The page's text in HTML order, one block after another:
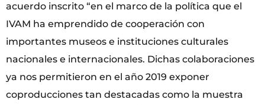
acuerdo inscrito “en el marco de la política que el
IVAM ha emprendido de cooperación con
importantes museos e instituciones culturales
nacionales e internacionales. Dichas colaboraciones
ya nos permitieron en el año 2019 exponer
coproducciones tan destacadas como la muestra